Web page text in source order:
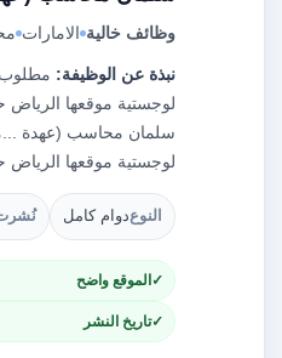
وظائف خالية الامارات
نبذة عن الوظيفة:
لوجستية موقعها
سلمان محاسب (عهدة
لوجستية موقعها الرياض
النوعدوام كامل
الموقع واضح
تاريخ النشر